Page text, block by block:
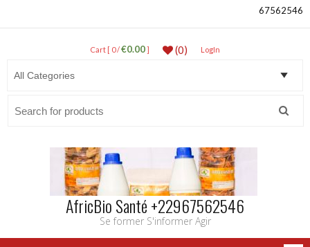
67562546
Cart [ 0 /€0.00] (0) LogIn
AfricBio Santé +22967562546
Se former S'informer Agir